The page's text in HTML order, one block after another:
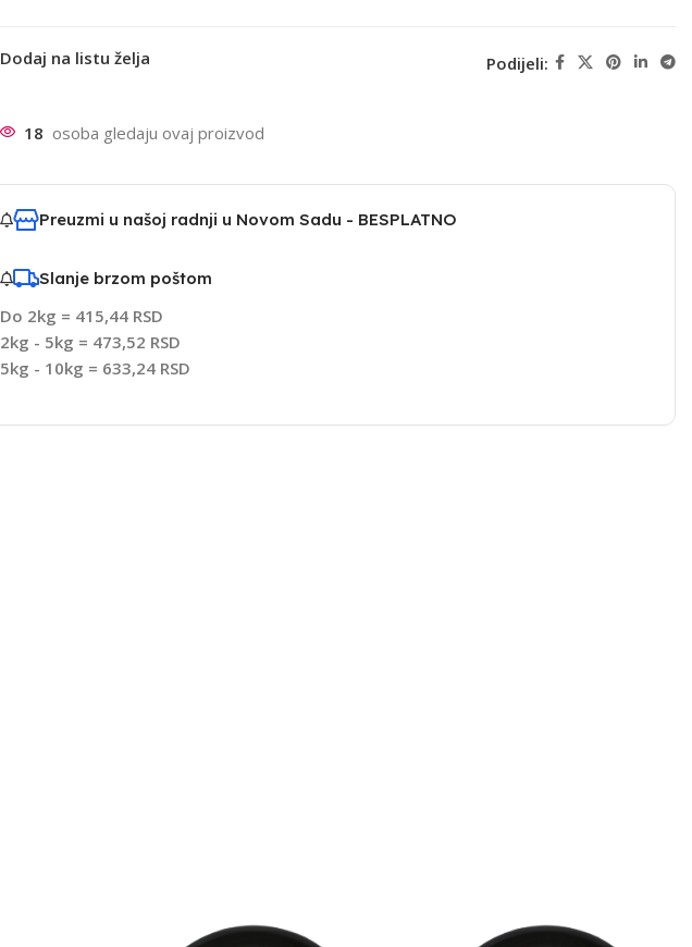
Dodaj na listu želja Podijeli:
18 osoba gledaju ovaj proizvod
Preuzmi u našoj radnji u Novom Sadu - BESPLATNO
Slanje brzom poštom
Do 2kg = 415,44 RSD
2kg - 5kg = 473,52 RSD
5kg - 10kg = 633,24 RSD